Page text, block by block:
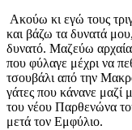
Ακούω κι εγώ τους
και βάζω τα δυνατά
δυνατό. Μαζεύω
που φύλαγε μέχρι να
τσουβάλι από την
γάτες που κάνανε μαζί
του νέου Παρθενώνα
μετά τον Εμφύλιο.